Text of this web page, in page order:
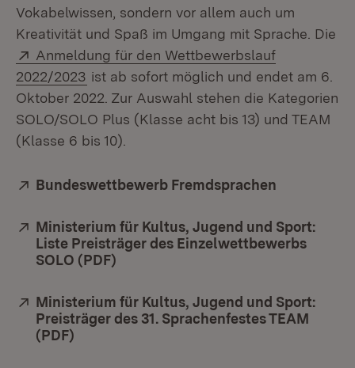
Vokabelwissen, sondern vor allem auch um
Kreativität und Spaß im Umgang mit Sprache. Die
Extern:
Anmeldung für den Wettbewerbslauf
2022/2023 (Öffnet in neuem Fenster)
ist ab sofort möglich und endet am 6.
Oktober 2022. Zur Auswahl stehen die Kategorien
SOLO/SOLO Plus (Klasse acht bis 13) und TEAM
(Klasse 6 bis 10).
Extern:
Bundeswettbewerb Fremdsprachen
Extern:
Ministerium für Kultus, Jugend und Sport:
Liste Preisträger des Einzelwettbewerbs
SOLO (PDF)
Extern:
Ministerium für Kultus, Jugend und Sport:
Preisträger des 31. Sprachenfestes TEAM
(PDF)